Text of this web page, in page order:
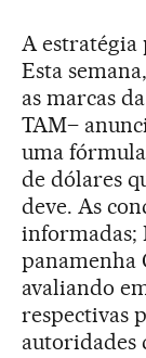
A estratégia
Esta
as marcas
TAM–
uma
de dólares
deve. As
informadas;
panamenha
avaliando
respectivas
autoridades